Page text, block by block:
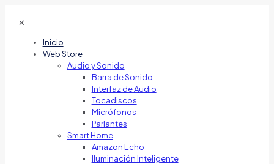
✕
Inicio
Web Store
Audio y Sonido
Barra de Sonido
Interfaz de Audio
Tocadiscos
Micrófonos
Parlantes
Smart Home
Amazon Echo
Iluminación Inteligente